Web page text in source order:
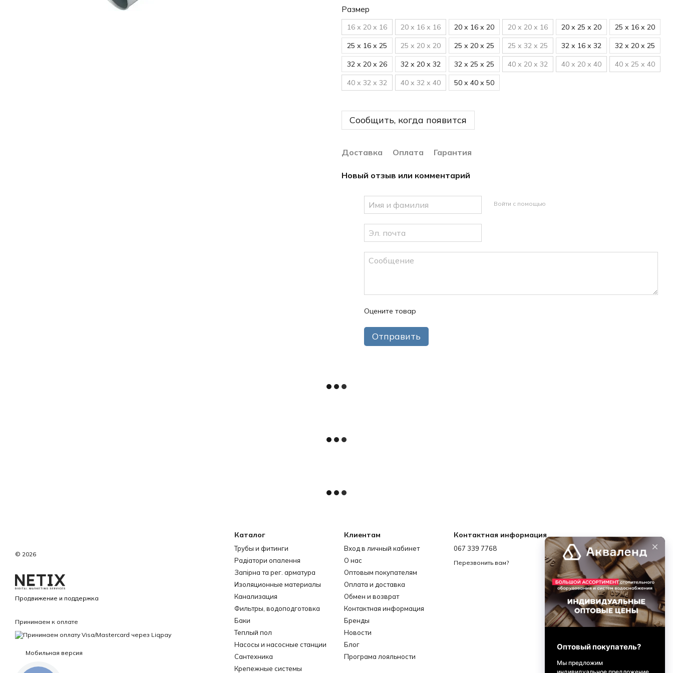
Размер
16 х 20 х 16 20 х 16 х 16 20 х 16 х 20 20 х 20 х 16 20 х 25 х 20 25 х 16 х 20
25 х 16 х 25 25 х 20 х 20 25 х 20 х 25 25 х 32 х 25 32 х 16 х 32 32 х 20 х 25
32 х 20 х 26 32 х 20 х 32 32 х 25 х 25 40 х 20 х 32 40 х 20 х 40 40 х 25 х 40
40 х 32 х 32 40 х 32 х 40 50 х 40 х 50
Сообщить, когда появится
Доставка Оплата Гарантия
Новый отзыв или комментарий
Войти с помощью
Оцените товар
Отправить
© 2026
Продвижение и поддержка
Принимаем к оплате
Мобильная версия
Каталог
Трубы и фитинги
Радіатори опалення
Запірна та рег. арматура
Изоляционные материалы
Канализация
Фильтры, водоподготовка
Баки
Теплый пол
Насосы и насосные станции
Сантехника
Крепежные системы
Клиентам
Вход в личный кабинет
О нас
Оптовым покупателям
Оплата и доставка
Обмен и возврат
Контактная информация
Бренды
Новости
Блог
Програма лояльности
Контактная информация
067 339 7768
Перезвонить вам?
067 339 7768
info@akvalend.ua